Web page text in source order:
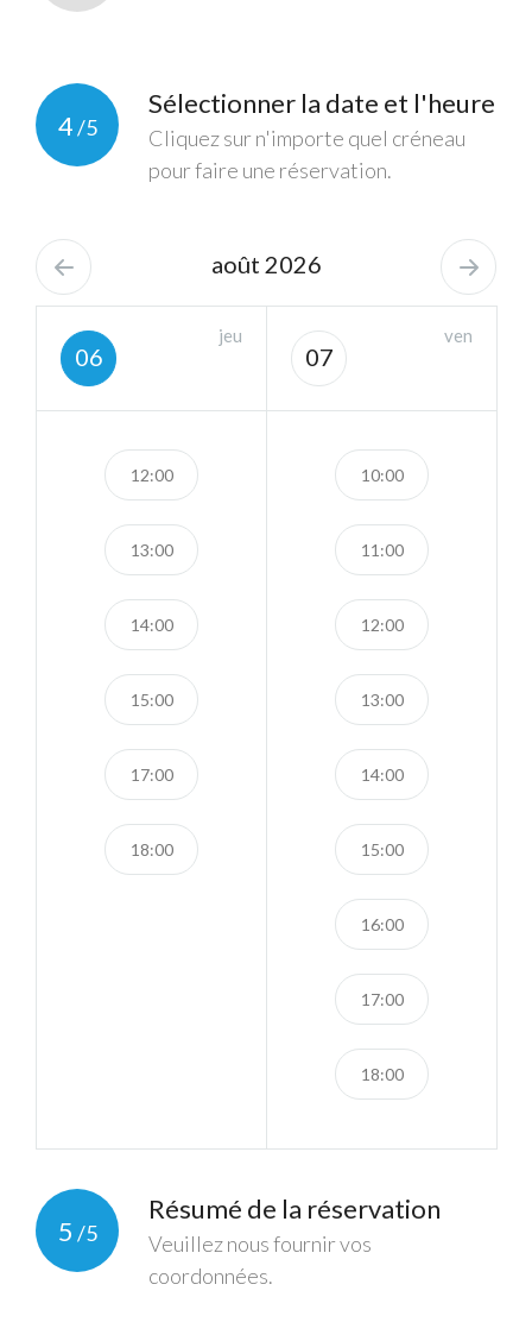
4/5
Sélectionner la date et l'heure
Cliquez sur n'importe quel créneau
pour faire une réservation.
août 2026
06
jeu
07
ven
12:00
13:00
14:00
15:00
17:00
18:00
10:00
11:00
12:00
13:00
14:00
15:00
16:00
17:00
18:00
5 /5
Résumé de la réservation
Veuillez nous fournir vos
coordonnées.